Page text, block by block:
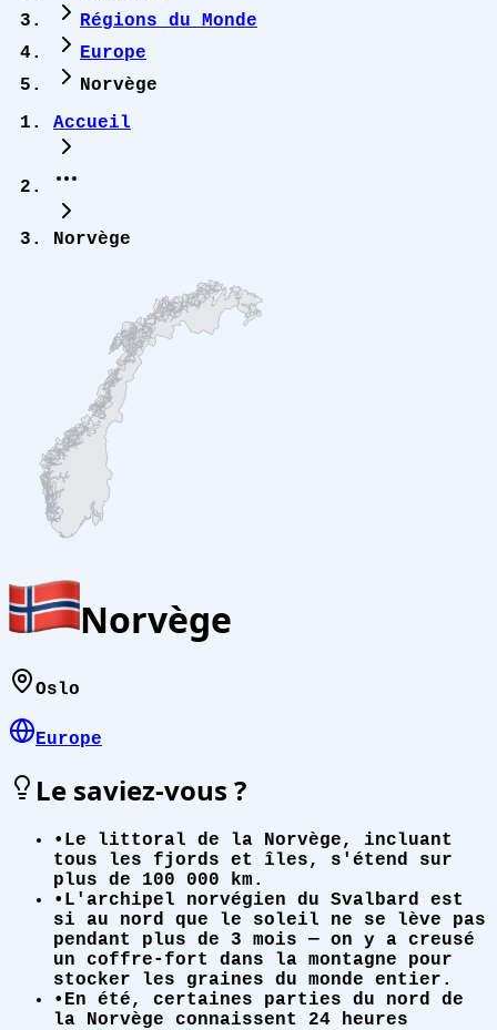
Régions du Monde
Europe
Norvège
Accueil
Norvège
Norvège
Oslo
Europe
Le saviez-vous ?
• Le littoral de la Norvège, incluant
tous les fjords et îles, s'étend sur
plus de 100 000 km.
• L'archipel norvégien du Svalbard est
si au nord que le soleil ne se lève pas
pendant plus de 3 mois — on y a creusé
un coffre-fort dans la montagne pour
stocker les graines du monde entier.
• En été, certaines parties du nord de
la Norvège connaissent 24 heures